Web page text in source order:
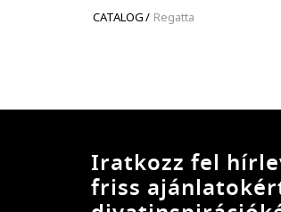
CATALOG/ Regatta
Iratkozz fel
friss